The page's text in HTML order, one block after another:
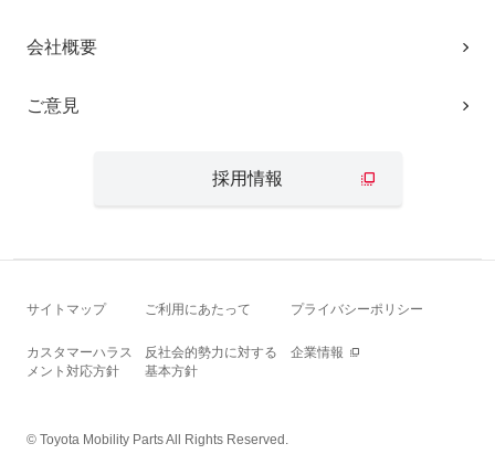
会社概要
ご意見
採用情報
サイトマップ ご利用にあたって プライバシーポリシー
カスタマーハラス
メント対応方針
反社会的勢力に対する
基本方針
企業情報
© Toyota Mobility Parts All Rights Reserved.